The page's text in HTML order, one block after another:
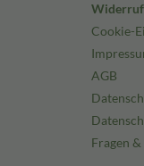
Cookie-
AGB
Fragen